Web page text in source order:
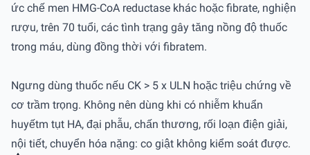
ức chế men HMG-CoA reductase khác hoặc fibrate, nghiện
rượu, trên 70 tuổi, các tình trạng gây tăng nồng độ thuốc
trong máu, dùng đồng thời với fibratem.
Ngưng dùng thuốc nếu CK > 5 x ULN hoặc triệu chứng về
cơ trầm trọng. Không nên dùng khi có nhiễm khuẩn
huyếtm tụt HA, đại phẫu, chấn thương, rối loạn điện giải,
nội tiết, chuyển hóa nặng: co giật không kiểm soát được.